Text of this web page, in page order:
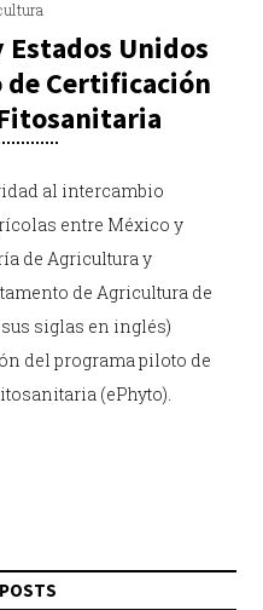
Estados Unidos
Certificación
al intercambio
entre México y
de Agricultura y
de Agricultura de
sus siglas en inglés)
del programa piloto de
(ePhyto).